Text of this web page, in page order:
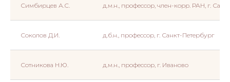
Симбирцев А.С. д.м.н., профессор, член-корр. РАН, г.
Соколов Д.И. д.б.н., профессор, г. Санкт-Петербург
Сотникова Н.Ю. д.м.н., профессор, г. Иваново